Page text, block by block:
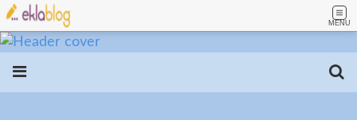
MENU